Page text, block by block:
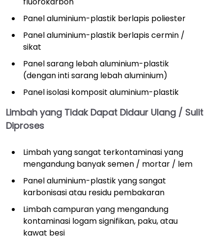
Panel aluminium-plastik berlapis poliester
Panel aluminium-plastik berlapis cermin /
sikat
Panel sarang lebah aluminium-plastik
(dengan inti sarang lebah aluminium)
Panel isolasi komposit aluminium-plastik
Limbah yang Tidak Dapat Didaur Ulang / Sulit
Diproses
Limbah yang sangat terkontaminasi yang
mengandung banyak semen / mortar / lem
Panel aluminium-plastik yang sangat
karbonisasi atau residu pembakaran
Limbah campuran yang mengandung
kontaminasi logam signifikan, paku, atau
kawat besi